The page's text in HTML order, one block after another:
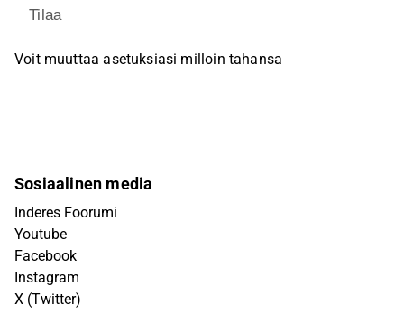
Tilaa
Voit muuttaa asetuksiasi milloin tahansa
Sosiaalinen media
Inderes Foorumi
Youtube
Facebook
Instagram
X (Twitter)